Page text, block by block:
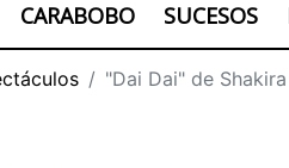
CARABOBO SUCESOS
"Dai Dai" de